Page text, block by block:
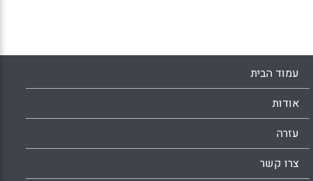
שונות תוך כדי דיון. (רותי שטיינברג)
WhatsApp
Facebook
Email
X
עמוד הבית
אודות
עזרה
צרו קשר